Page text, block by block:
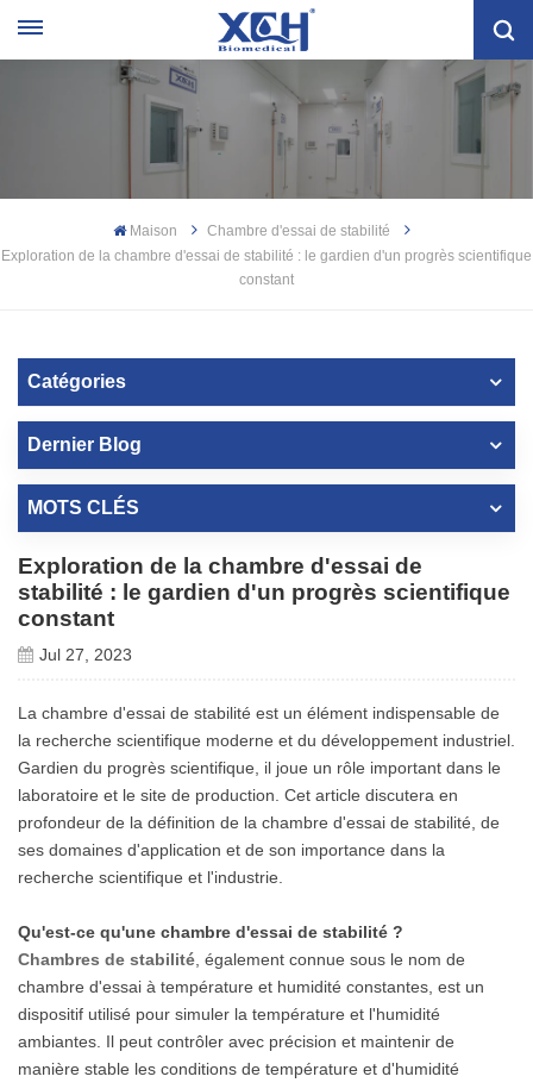
Maison
Chambre d'essai de stabilité
Exploration de la chambre d'essai de stabilité : le gardien d'un progrès scientifique
constant
Catégories
Dernier Blog
MOTS CLÉS
Exploration de la chambre d'essai de
stabilité : le gardien d'un progrès scientifique
constant
Jul 27, 2023
La chambre d'essai de stabilité est un élément indispensable de
la recherche scientifique moderne et du développement industriel.
Gardien du progrès scientifique, il joue un rôle important dans le
laboratoire et le site de production. Cet article discutera en
profondeur de la définition de la chambre d'essai de stabilité, de
ses domaines d'application et de son importance dans la
recherche scientifique et l'industrie.
Qu'est-ce qu'une chambre d'essai de stabilité ?
Chambres de stabilité , également connue sous le nom de
chambre d'essai à température et humidité constantes, est un
dispositif utilisé pour simuler la température et l'humidité
ambiantes. Il peut contrôler avec précision et maintenir de
manière stable les conditions de température et d'humidité